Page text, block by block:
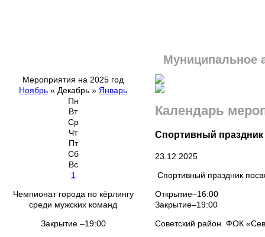
Муниципальное
Мероприятия на 2025 год
Ноябрь « Декабрь » Январь
Пн
Вт
Ср
Чт
Пт
Сб
Вс
1
Чемпионат города по кёрлингу
среди мужских команд
Закрытие –19:00
Календарь
Спортивный
23.12.2025
Спортивный праздник
Открытие–16:00
Закрытие–19:00
Советский район ФОК